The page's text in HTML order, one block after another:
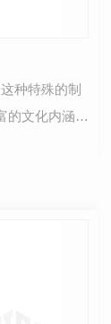
种特殊的制
的文化内涵。
心血…